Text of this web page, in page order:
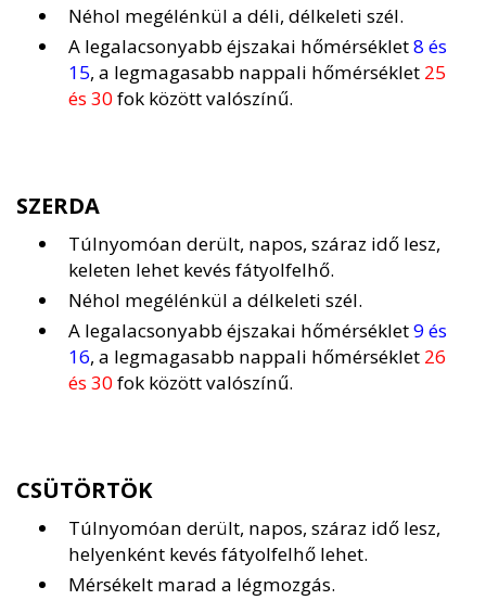
Néhol megélénkül a déli, délkeleti szél.
A legalacsonyabb éjszakai hőmérséklet8 és
15, a legmagasabb nappali hőmérséklet 25
és 30fok között valószínű.
SZERDA
Túlnyomóan derült, napos, száraz idő lesz,
keleten lehet kevés fátyolfelhő.
Néhol megélénkül a délkeleti szél.
A legalacsonyabb éjszakai hőmérséklet9 és
16, a legmagasabb nappali hőmérséklet 26
és 30fok között valószínű.
CSÜTÖRTÖK
Túlnyomóan derült, napos, száraz idő lesz,
helyenként kevés fátyolfelhő lehet.
Mérsékelt marad a légmozgás.